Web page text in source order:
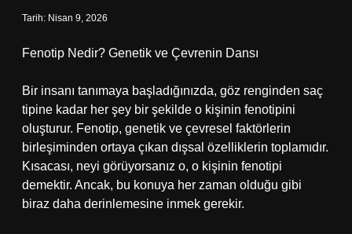
Tarih: Nisan 9, 2026
Fenotip Nedir? Genetik ve Çevrenin Dansı
Bir insanı tanımaya başladığınızda, göz renginden saç
tipine kadar her şey bir şekilde o kişinin fenotipini
oluşturur. Fenotip, genetik ve çevresel faktörlerin
birleşiminden ortaya çıkan dışsal özelliklerin toplamıdır.
Kısacası, neyi görüyorsanız o, o kişinin fenotipi
demektir. Ancak, bu konuya her zaman olduğu gibi
biraz daha derinlemesine inmek gerekir.